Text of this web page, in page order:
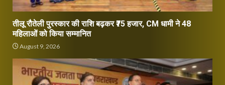
तीलू रौतेली पुरस्कार की राशि बढ़कर ₹75 हजार, CM धामी ने 48
महिलाओं को किया सम्मानित
August 9, 2026